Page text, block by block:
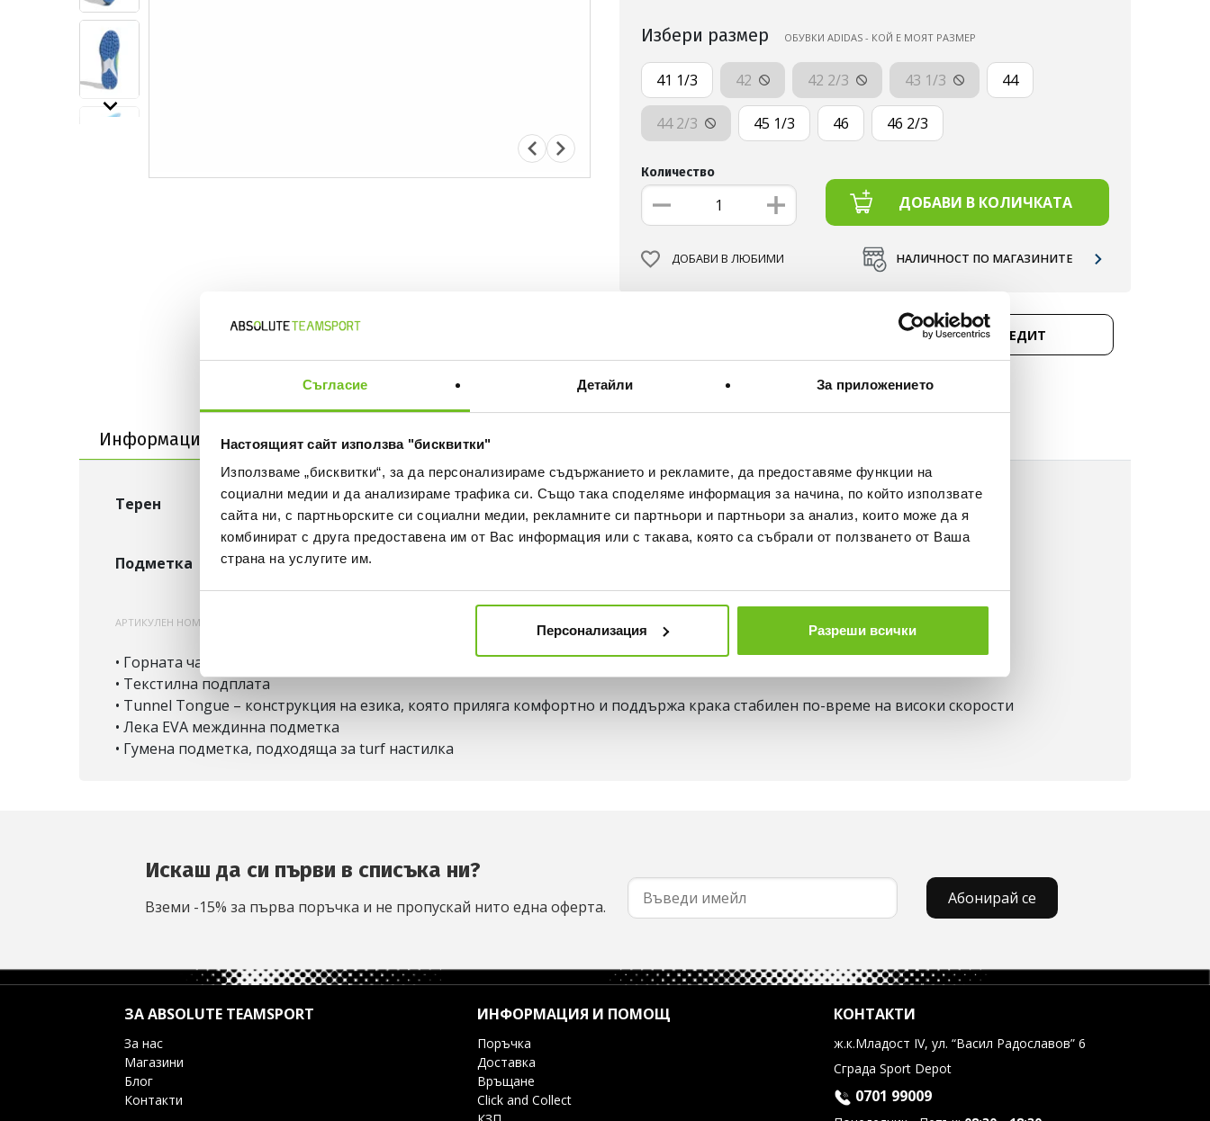
Съгласие Детайли За приложението
Настоящият сайт използва "бисквитки"
Използваме „бисквитки“, за да персонализираме съдържанието и рекламите, да предоставяме функции на
социални медии и да анализираме трафика си. Също така споделяме информация за начина, по който използвате
сайта ни, с партньорските си социални медии, рекламните си партньори и партньори за анализ, които може да я
комбинират с друга предоставена им от Вас информация или с такава, която са събрали от ползването от Ваша
страна на услугите им.
Персонализация Разреши всички
Избери размер ОБУВКИ ADIDAS - КОЙ Е МОЯТ РАЗМЕР
41 1/3 42 42 2/3 43 1/3 44
44 2/3 45 1/3 46 46 2/3
Количество
ДОБАВИ В КОЛИЧКАТА
ДОБАВИ В ЛЮБИМИ НАЛИЧНОСТ ПО МАГАЗИНИТЕ
КУПИ НА КРЕДИТ
Информация за продукта
Доставка Наличност в магазините
Терен Изкуствена трева Естествена трева (суха) Зала Естествена трева (мокра) Мокет и синтетична трева
Подметка AG подметка FG подметка
АРТИКУЛЕН НОМЕР:
• Горната част от Fiberskin материал предлага подкрепа и меко усещане със стратегически разположени 3D линии
• Текстилна подплата
• Tunnel Tongue – конструкция на езика, която приляга комфортно и поддържа крака стабилен по-време на високи скорости
• Лека EVA междинна подметка
• Гумена подметка, подходяща за turf настилка
Искаш да си първи в списъка ни?
Вземи -15% за първа поръчка и не пропускай нито една оферта. Абонирай се
ЗА ABSOLUTE TEAMSPORT
За нас
Магазини
Блог
Контакти
ИНФОРМАЦИЯ И ПОМОЩ
Поръчка
Доставка
Връщане
Click and Collect
КОНТАКТИ
ж.к.Младост IV, ул. “Васил Радославов” 6
Сграда Sport Depot
0701 99009